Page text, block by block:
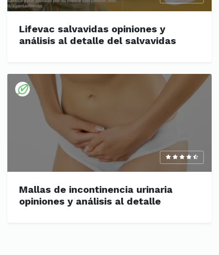
Lifevac salvavidas opiniones y
análisis al detalle del salvavidas
Mallas de incontinencia urinaria
opiniones y análisis al detalle